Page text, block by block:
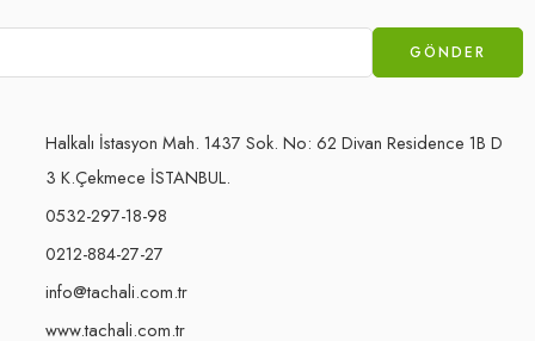
Halkalı İstasyon Mah. 1437 Sok. No: 62 Divan Residence 1B D
3 K.Çekmece İSTANBUL.
0532-297-18-98
0212-884-27-27
info@tachali.com.tr
www.tachali.com.tr